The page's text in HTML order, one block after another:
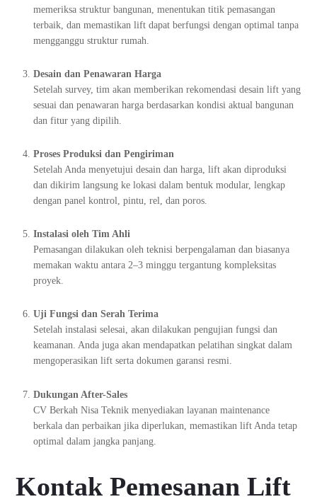
memeriksa struktur bangunan, menentukan titik pemasangan
terbaik, dan memastikan lift dapat berfungsi dengan optimal tanpa
mengganggu struktur rumah.
Desain dan Penawaran Harga
Setelah survey, tim akan memberikan rekomendasi desain lift yang
sesuai dan penawaran harga berdasarkan kondisi aktual bangunan
dan fitur yang dipilih.
Proses Produksi dan Pengiriman
Setelah Anda menyetujui desain dan harga, lift akan diproduksi
dan dikirim langsung ke lokasi dalam bentuk modular, lengkap
dengan panel kontrol, pintu, rel, dan poros.
Instalasi oleh Tim Ahli
Pemasangan dilakukan oleh teknisi berpengalaman dan biasanya
memakan waktu antara 2–3 minggu tergantung kompleksitas
proyek.
Uji Fungsi dan Serah Terima
Setelah instalasi selesai, akan dilakukan pengujian fungsi dan
keamanan. Anda juga akan mendapatkan pelatihan singkat dalam
mengoperasikan lift serta dokumen garansi resmi.
Dukungan After-Sales
CV Berkah Nisa Teknik menyediakan layanan maintenance
berkala dan perbaikan jika diperlukan, memastikan lift Anda tetap
optimal dalam jangka panjang.
Kontak Pemesanan Lift